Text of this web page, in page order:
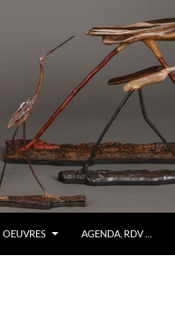
OEUVRES AGENDA, RDV …